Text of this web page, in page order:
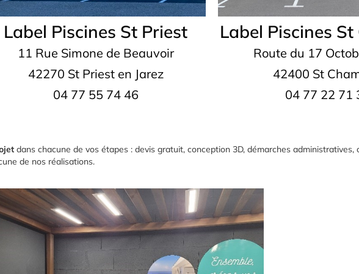
Label Piscines St Priest
11 Rue Simone de Beauvoir
42270 St Priest en Jarez
04 77 55 74 46
Label Piscines
Route du 17
42400 St
04 77 22 71
dans chacune de vos étapes : devis gratuit, conception 3D, démarches administratives,
de nos réalisations.